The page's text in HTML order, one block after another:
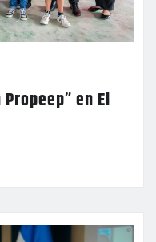
en El